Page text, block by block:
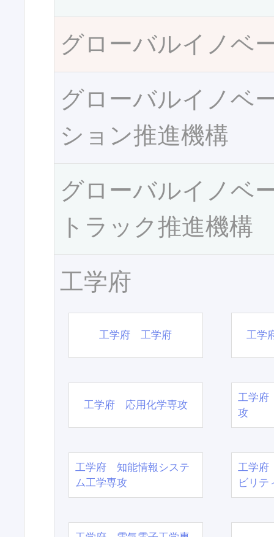
グローバルイノベ
グローバルイノベ
ション推進機構
グローバルイノベ
トラック推進機構
工学府
工学府 工学府 工学
工学府 応用化学専攻
工学府
攻
工学府 知能情報システ
ム工学専攻
工学府
ビリテ